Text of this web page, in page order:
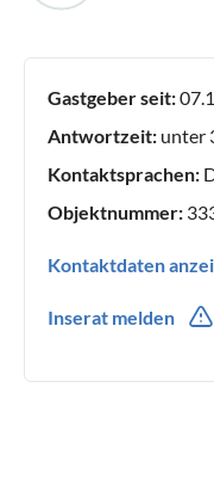
Gastgeber seit:
Antwortzeit: unter
Kontaktsprachen:
Objektnummer:
Kontaktdaten
Inserat melden